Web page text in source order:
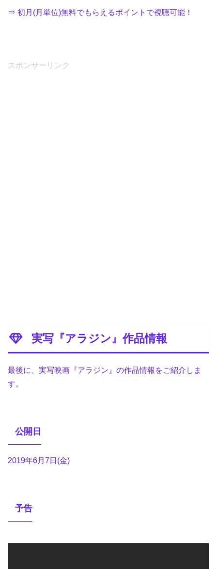
⇒ 初月(月単位)無料でもらえるポイントで視聴可能！
スポンサーリンク
実写『アラジン』作品情報
最後に、実写映画『アラジン』の作品情報をご紹介しま
す。
公開日
2019年6月7日(金)
予告